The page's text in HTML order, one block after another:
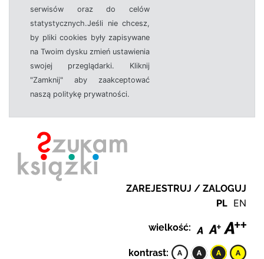
serwisów oraz do celów
statystycznych.Jeśli nie chcesz,
by pliki cookies były zapisywane
na Twoim dysku zmień ustawienia
swojej przeglądarki. Kliknij
"Zamknij" aby zaakceptować
naszą politykę prywatności.
ZAREJESTRUJ / ZALOGUJ
PL EN
wielkość:
kontrast: